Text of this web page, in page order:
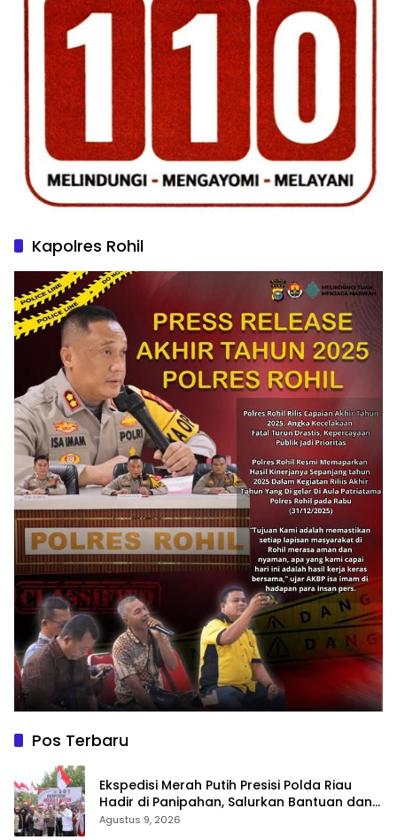
Kapolres Rohil
Pos Terbaru
Ekspedisi Merah Putih Presisi Polda Riau
Hadir di Panipahan, Salurkan Bantuan dan
Layanan Kesehatan
Agustus 9, 2026